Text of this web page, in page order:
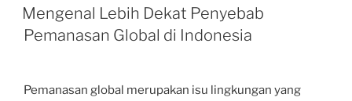
ON
Mengenal Lebih Dekat Penyebab
Pemanasan Global di Indonesia
Pemanasan global merupakan isu lingkungan yang